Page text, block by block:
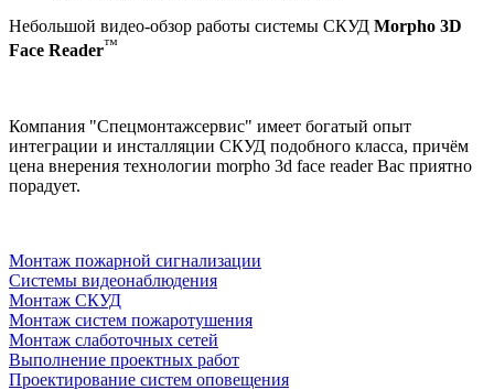
Небольшой видео-обзор работы системы СКУД Morpho 3D
Face Reader™
Компания "Спецмонтажсервис" имеет богатый опыт
интеграции и инсталляции СКУД подобного класса, причём
цена внерения технологии morpho 3d face reader Вас приятно
порадует.
Монтаж пожарной сигнализации
Системы видеонаблюдения
Монтаж СКУД
Монтаж систем пожаротушения
Монтаж слаботочных сетей
Выполнение проектных работ
Проектирование систем оповещения